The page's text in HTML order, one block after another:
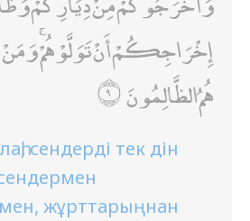
إِخْرَاجِكُمْ أَنْ تَوَلَّوْهُمْ ۚ وَمَنْ
هُمُ الظَّالِمُونَ
сендерді тек дін
жұрттарыңнан